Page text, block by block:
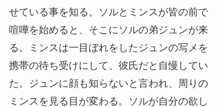
せている事を知る。ソルとミンスが皆の前で
喧嘩を始めると、そこにソルの弟ジュンが来
る。ミンスは一目ぼれをしたジュンの写メを
携帯の待ち受けにして、彼氏だと自慢してい
た。ジュンに顔も知らないと言われ、周りの
ミンスを見る目が変わる。ソルが自分の欲し